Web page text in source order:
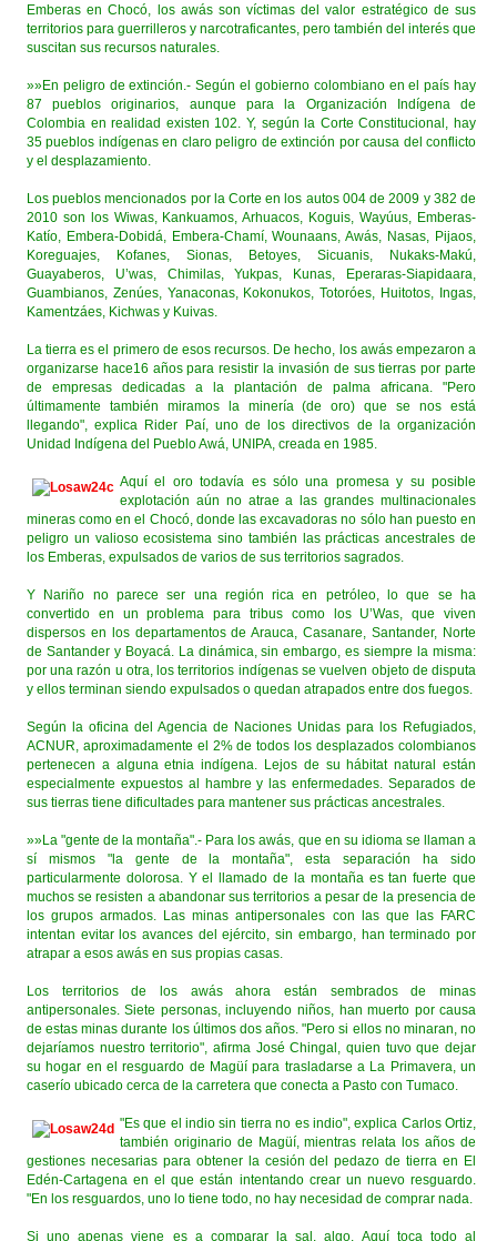
Emberas en Chocó, los awás son víctimas del valor estratégico de sus
territorios para guerrilleros y narcotraficantes, pero también del interés que
suscitan sus recursos naturales.
»»En peligro de extinción.- Según el gobierno colombiano en el país hay
87 pueblos originarios, aunque para la Organización Indígena de
Colombia en realidad existen 102. Y, según la Corte Constitucional, hay
35 pueblos indígenas en claro peligro de extinción por causa del conflicto
y el desplazamiento.
Los pueblos mencionados por la Corte en los autos 004 de 2009 y 382 de
2010 son los Wiwas, Kankuamos, Arhuacos, Koguis, Wayúus, Emberas-
Katío, Embera-Dobidá, Embera-Chamí, Wounaans, Awás, Nasas, Pijaos,
Koreguajes, Kofanes, Sionas, Betoyes, Sicuanis, Nukaks-Makú,
Guayaberos, U’was, Chimilas, Yukpas, Kunas, Eperaras-Siapidaara,
Guambianos, Zenúes, Yanaconas, Kokonukos, Totoróes, Huitotos, Ingas,
Kamentzáes, Kichwas y Kuivas.
La tierra es el primero de esos recursos. De hecho, los awás empezaron a
organizarse hace16 años para resistir la invasión de sus tierras por parte
de empresas dedicadas a la plantación de palma africana. "Pero
últimamente también miramos la minería (de oro) que se nos está
llegando", explica Rider Paí, uno de los directivos de la organización
Unidad Indígena del Pueblo Awá, UNIPA, creada en 1985.
Aquí el oro todavía es sólo una promesa y su posible
explotación aún no atrae a las grandes multinacionales
mineras como en el Chocó, donde las excavadoras no sólo han puesto en
peligro un valioso ecosistema sino también las prácticas ancestrales de
los Emberas, expulsados de varios de sus territorios sagrados.
Y Nariño no parece ser una región rica en petróleo, lo que se ha
convertido en un problema para tribus como los U’Was, que viven
dispersos en los departamentos de Arauca, Casanare, Santander, Norte
de Santander y Boyacá. La dinámica, sin embargo, es siempre la misma:
por una razón u otra, los territorios indígenas se vuelven objeto de disputa
y ellos terminan siendo expulsados o quedan atrapados entre dos fuegos.
Según la oficina del Agencia de Naciones Unidas para los Refugiados,
ACNUR, aproximadamente el 2% de todos los desplazados colombianos
pertenecen a alguna etnia indígena. Lejos de su hábitat natural están
especialmente expuestos al hambre y las enfermedades. Separados de
sus tierras tiene dificultades para mantener sus prácticas ancestrales.
»»La "gente de la montaña".- Para los awás, que en su idioma se llaman a
sí mismos "la gente de la montaña", esta separación ha sido
particularmente dolorosa. Y el llamado de la montaña es tan fuerte que
muchos se resisten a abandonar sus territorios a pesar de la presencia de
los grupos armados. Las minas antipersonales con las que las FARC
intentan evitar los avances del ejército, sin embargo, han terminado por
atrapar a esos awás en sus propias casas.
Los territorios de los awás ahora están sembrados de minas
antipersonales. Siete personas, incluyendo niños, han muerto por causa
de estas minas durante los últimos dos años. "Pero si ellos no minaran, no
dejaríamos nuestro territorio", afirma José Chingal, quien tuvo que dejar
su hogar en el resguardo de Magüí para trasladarse a La Primavera, un
caserío ubicado cerca de la carretera que conecta a Pasto con Tumaco.
"Es que el indio sin tierra no es indio", explica Carlos Ortiz,
también originario de Magüí, mientras relata los años de
gestiones necesarias para obtener la cesión del pedazo de tierra en El
Edén-Cartagena en el que están intentando crear un nuevo resguardo.
"En los resguardos, uno lo tiene todo, no hay necesidad de comprar nada.
Si uno apenas viene es a comparar la sal, algo. Aquí toca todo al